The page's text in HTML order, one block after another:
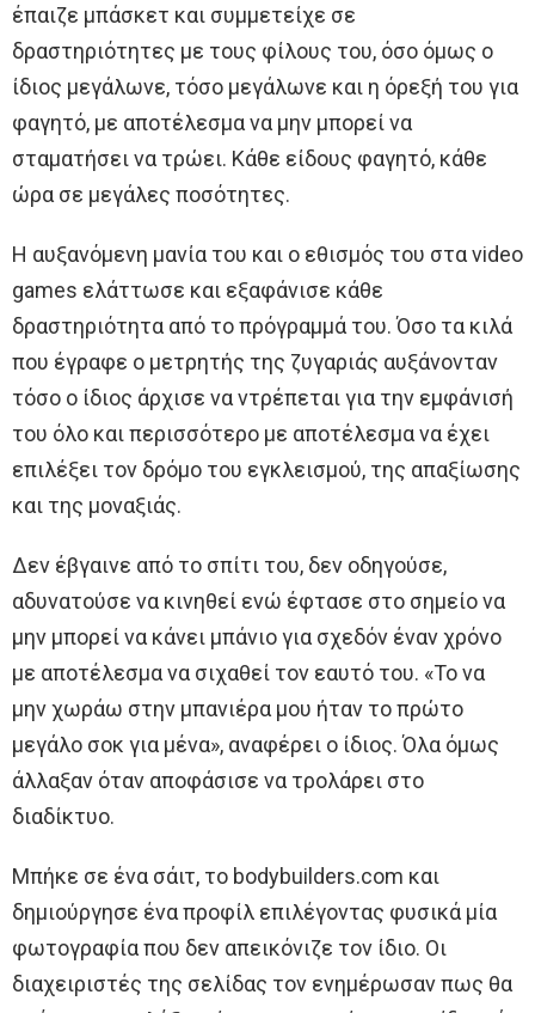
έπαιζε μπάσκετ και συμμετείχε σε
δραστηριότητες με τους φίλους του, όσο όμως ο
ίδιος μεγάλωνε, τόσο μεγάλωνε και η όρεξή του για
φαγητό, με αποτέλεσμα να μην μπορεί να
σταματήσει να τρώει. Κάθε είδους φαγητό, κάθε
ώρα σε μεγάλες ποσότητες.
Η αυξανόμενη μανία του και ο εθισμός του στα video
games ελάττωσε και εξαφάνισε κάθε
δραστηριότητα από το πρόγραμμά του. Όσο τα κιλά
που έγραφε ο μετρητής της ζυγαριάς αυξάνονταν
τόσο ο ίδιος άρχισε να ντρέπεται για την εμφάνισή
του όλο και περισσότερο με αποτέλεσμα να έχει
επιλέξει τον δρόμο του εγκλεισμού, της απαξίωσης
και της μοναξιάς.
Δεν έβγαινε από το σπίτι του, δεν οδηγούσε,
αδυνατούσε να κινηθεί ενώ έφτασε στο σημείο να
μην μπορεί να κάνει μπάνιο για σχεδόν έναν χρόνο
με αποτέλεσμα να σιχαθεί τον εαυτό του. «Το να
μην χωράω στην μπανιέρα μου ήταν το πρώτο
μεγάλο σοκ για μένα», αναφέρει ο ίδιος. Όλα όμως
άλλαξαν όταν αποφάσισε να τρολάρει στο
διαδίκτυο.
Μπήκε σε ένα σάιτ, το bodybuilders.com και
δημιούργησε ένα προφίλ επιλέγοντας φυσικά μία
φωτογραφία που δεν απεικόνιζε τον ίδιο. Οι
διαχειριστές της σελίδας τον ενημέρωσαν πως θα